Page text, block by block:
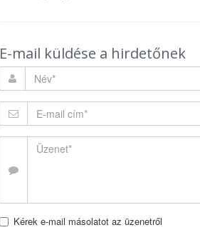
E-mail küldése a hirdetőnek
Kérek e-mail másolatot az üzenetről